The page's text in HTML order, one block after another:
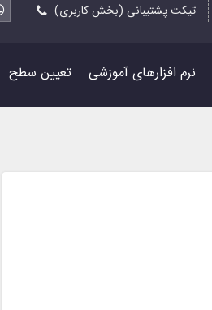
تیکت پشتیبانی (بخش کاربری)
نرم افزارهای آموزشی تعیین سطح